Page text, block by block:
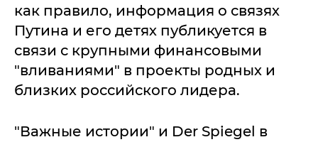
как правило, информация о связях
Путина и его детях публикуется в
связи с крупными финансовыми
"вливаниями" в проекты родных и
близких российского лидера.
"Важные истории" и Der Spiegel в